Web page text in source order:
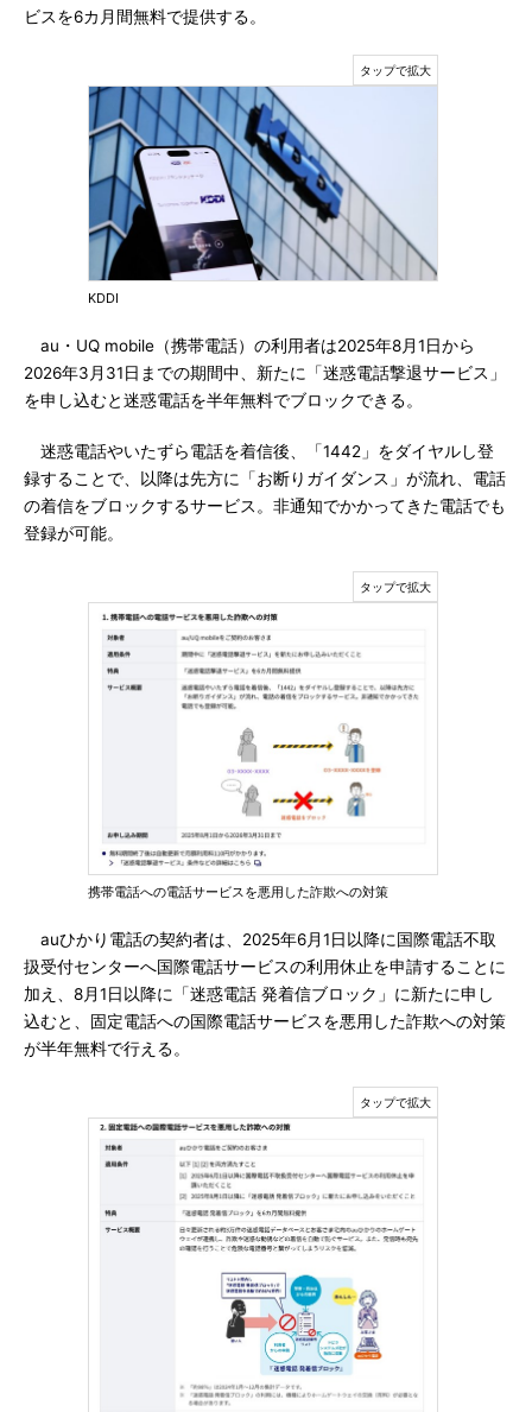
ビスを6カ月間無料で提供する。
KDDI
au・UQ mobile（携帯電話）の利用者は2025年8月1日から
2026年3月31日までの期間中、新たに「迷惑電話撃退サービス」
を申し込むと迷惑電話を半年無料でブロックできる。
迷惑電話やいたずら電話を着信後、「1442」をダイヤルし登
録することで、以降は先方に「お断りガイダンス」が流れ、電話
の着信をブロックするサービス。非通知でかかってきた電話でも
登録が可能。
携帯電話への電話サービスを悪用した詐欺への対策
auひかり電話の契約者は、2025年6月1日以降に国際電話不取
扱受付センターへ国際電話サービスの利用休止を申請することに
加え、8月1日以降に「迷惑電話 発着信ブロック」に新たに申し
込むと、固定電話への国際電話サービスを悪用した詐欺への対策
が半年無料で行える。